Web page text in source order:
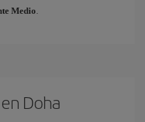
Medio
Doha